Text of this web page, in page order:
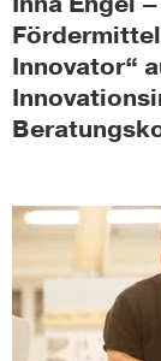
Innovator“